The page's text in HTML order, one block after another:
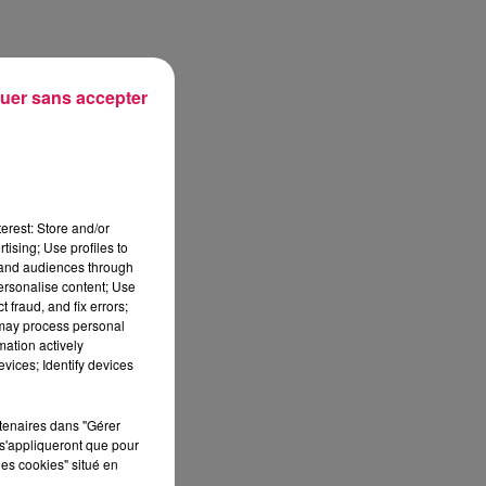
Store and/or
Use profiles to
audiences through
content; Use
fraud, and fix errors;
process personal
actively
Identify devices
dans "Gérer
que pour
cookies" situé en
sans accepter